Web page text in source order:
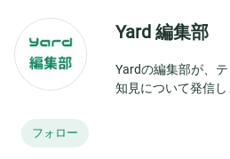
Yard 編集部
Yardの編集部が、
知見について発信し
フォロー